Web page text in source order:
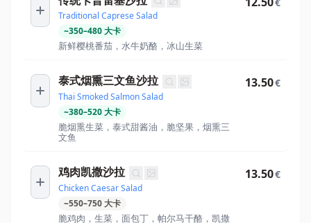
Traditional Caprese Salad
~350–480大卡
新鲜樱桃番茄，水牛奶酪，冰山生菜
泰式烟熏三文鱼沙拉
Thai Smoked Salmon Salad
~380–520大卡
脆烟熏生菜，泰式甜酱油，脆坚果，烟熏三
文鱼
13.50€
鸡肉凯撒沙拉
Chicken Caesar Salad
~550–750大卡
脆鸡肉，生菜，面包丁，帕尔马干酪，凯撒
13.50€